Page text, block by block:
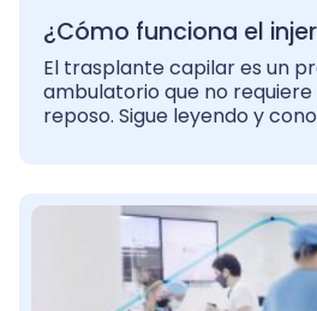
¿Cómo funciona el
El trasplante capilar es un
ambulatorio que no
reposo. Sigue leyendo y